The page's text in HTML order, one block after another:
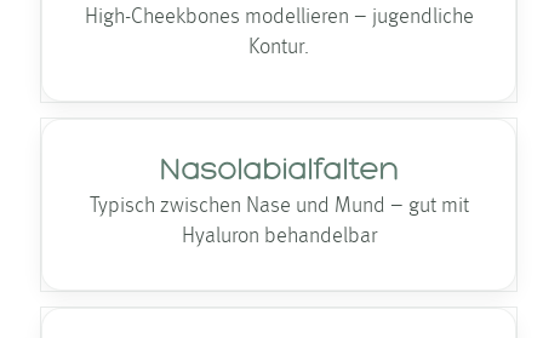
High-Cheekbones modellieren – jugendliche
Kontur.
Nasolabialfalten
Typisch zwischen Nase und Mund – gut mit
Hyaluron behandelbar